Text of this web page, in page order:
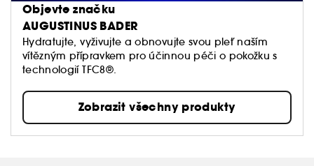
Objevte značku
AUGUSTINUS BADER
Hydratujte, vyživujte a obnovujte svou pleť naším
vítězným přípravkem pro účinnou péči o pokožku s
technologií TFC8®.
Zobrazit všechny produkty